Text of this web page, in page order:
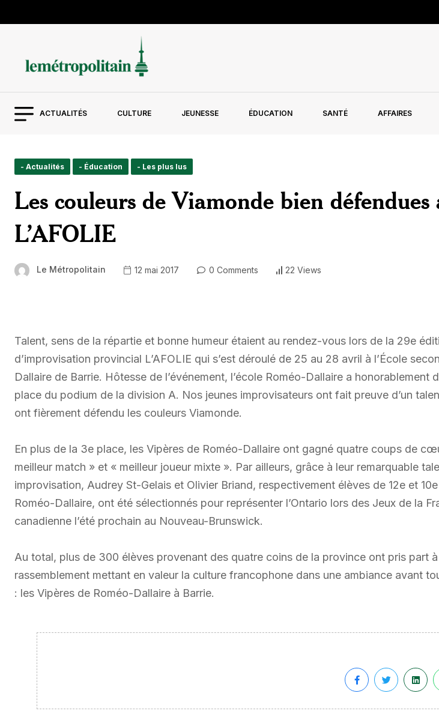
ACTUALITÉS CULTURE JEUNESSE ÉDUCATION SANTÉ AFFAIRES
- Actualités - Éducation - Les plus lus
Les couleurs de Viamonde bien
L’AFOLIE
Le Métropolitain 12 mai 2017 0 Comments 22 Views
Talent, sens de la répartie et bonne humeur étaient au rendez-vous lors de la 29e
d’improvisation provincial L’AFOLIE qui s’est déroulé de 25 au 28 avril à l’École
Dallaire de Barrie. Hôtesse de l’événement, l’école Roméo-Dallaire a honorablement
place du podium de la division A. Nos jeunes improvisateurs ont fait preuve d’un
ont fièrement défendu les couleurs Viamonde.
En plus de la 3e place, les Vipères de Roméo-Dallaire ont gagné quatre coups de
meilleur match » et « meilleur joueur mixte ». Par ailleurs, grâce à leur remarquable
improvisation, Audrey St-Gelais et Olivier Briand, respectivement élèves de 12e et 10e
Roméo-Dallaire, ont été sélectionnés pour représenter l’Ontario lors des Jeux de la
canadienne l’été prochain au Nouveau-Brunswick.
Au total, plus de 300 élèves provenant des quatre coins de la province ont pris part
rassemblement mettant en valeur la culture francophone dans une ambiance avant
: les Vipères de Roméo-Dallaire à Barrie.